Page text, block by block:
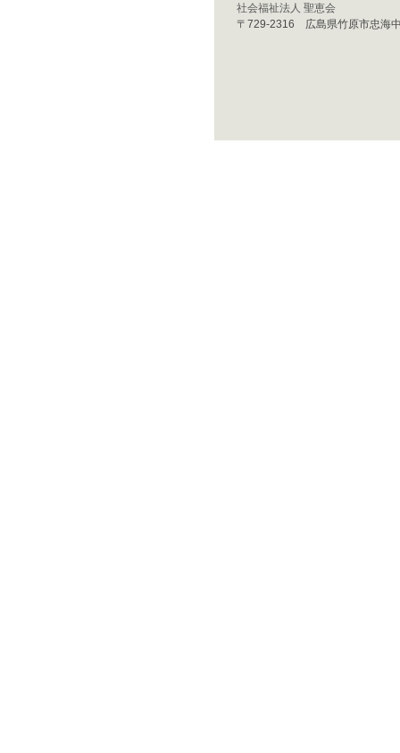
社会福祉法人 聖恵会
〒729-2316 広島県竹原市忠海